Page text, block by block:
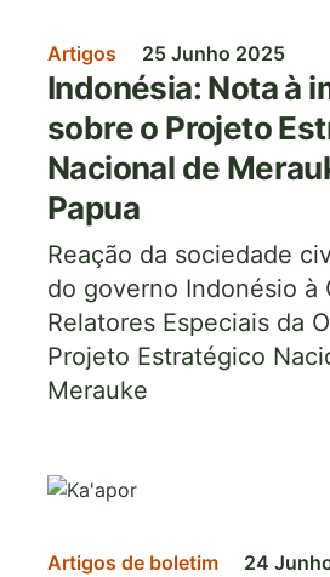
Artigos 25 Junho 2025
Indonésia: Nota à
sobre o Projeto
Nacional de
Papua
Reação da sociedade
do governo Indonésio à
Relatores Especiais da
Projeto Estratégico
Merauke
Imagem
Artigos de boletim 24